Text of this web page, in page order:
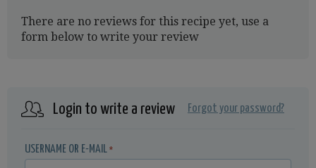
There are no reviews for this recipe yet, use a
form below to write your review
Login to write a review Forgot your password?
USERNAME OR E-MAIL *